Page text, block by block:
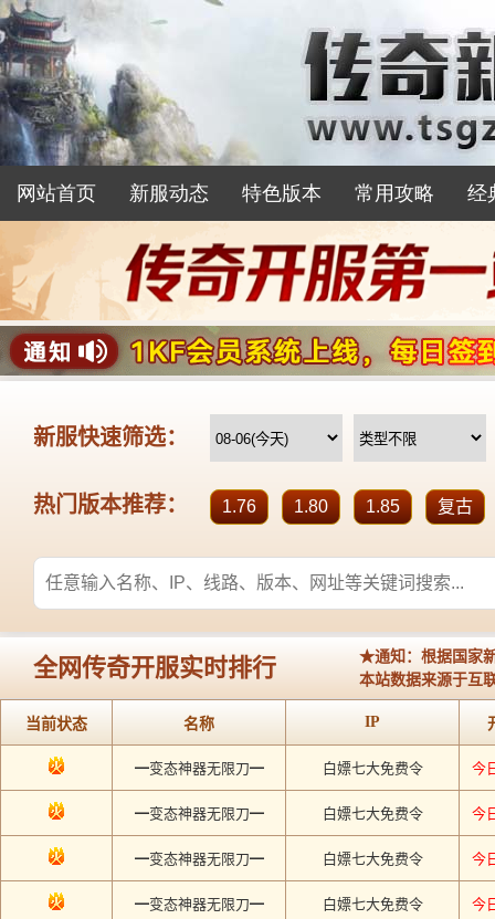
网站首页 新服动态 特色版本 常用攻略 经